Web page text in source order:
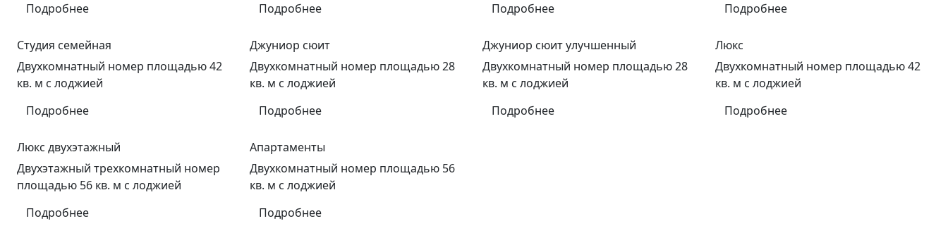
Подробнее
Подробнее
Подробнее
Подробнее
Студия семейная
Двухкомнатный номер площадью 42
кв. м с лоджией
Подробнее
Джуниор сюит
Двухкомнатный номер площадью 28
кв. м с лоджией
Подробнее
Джуниор сюит улучшенный
Двухкомнатный номер площадью 28
кв. м с лоджией
Подробнее
Люкс
Двухкомнатный номер площадью 42
кв. м с лоджией
Подробнее
Люкс двухэтажный
Двухэтажный трехкомнатный номер
площадью 56 кв. м с лоджией
Подробнее
Апартаменты
Двухкомнатный номер площадью 56
кв. м с лоджией
Подробнее